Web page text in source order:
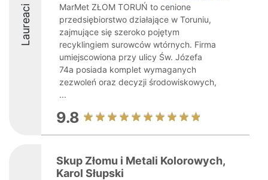
Laureaci
MarMet ZŁOM TORUŃ to cenione
przedsiębiorstwo działające w Toruniu,
zajmujące się szeroko pojętym
recyklingiem surowców wtórnych. Firma
umiejscowiona przy ulicy Św. Józefa
74a posiada komplet wymaganych
zezwoleń oraz decyzji środowiskowych,
...
9.8
Skup Złomu i Metali Kolorowych,
Karol Słupski